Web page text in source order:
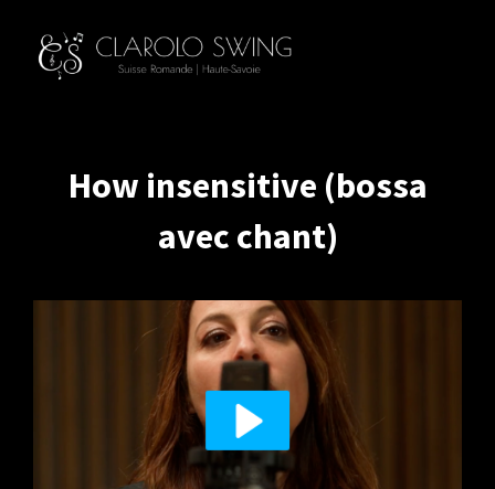
How insensitive (bossa
avec chant)